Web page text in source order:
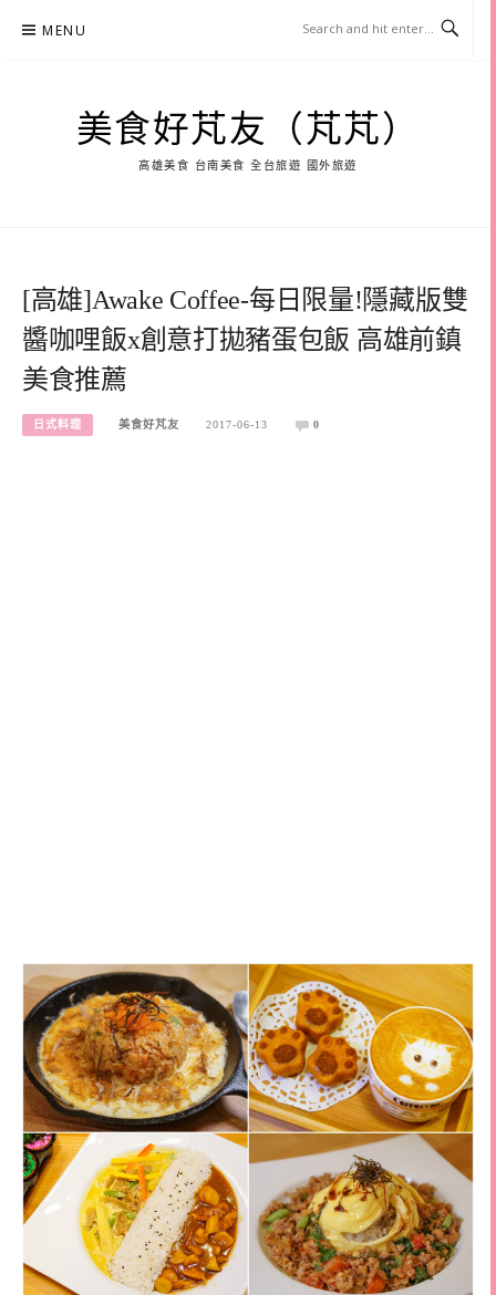
MENU
美食好芃友（芃芃）
高雄美食 台南美食 全台旅遊 國外旅遊
[高雄]Awake Coffee-每日限量!隱藏版雙
醬咖哩飯x創意打拋豬蛋包飯 高雄前鎮
美食推薦
日式料理 美食好芃友 2017-06-13 0